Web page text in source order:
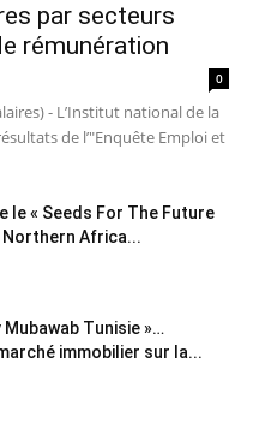
par secteurs
rémunération
0
- L’Institut national de la
de l’"Enquête Emploi et
le « Seeds For The Future
Northern Africa...
Mubawab Tunisie »…
immobilier sur la...